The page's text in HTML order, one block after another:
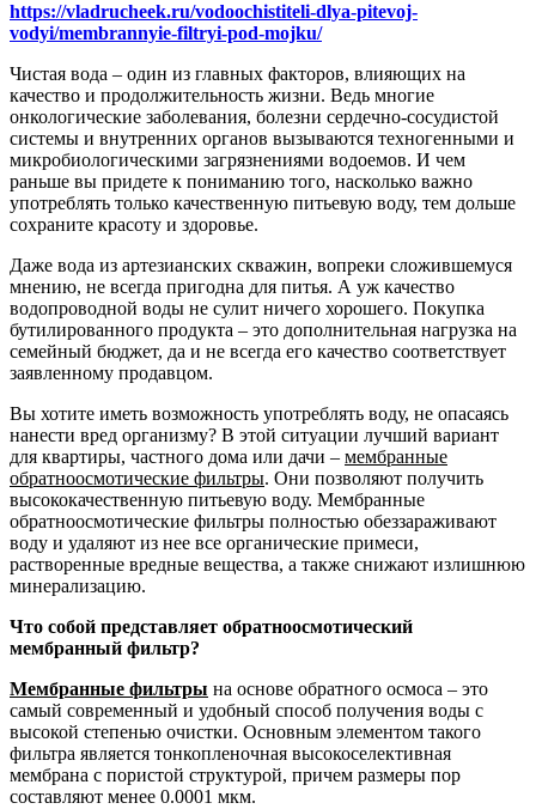
https://vladrucheek.ru/vodoochistiteli-dlya-pitevoj-
vodyi/membrannyie-filtryi-pod-mojku/
Чистая вода – один из главных факторов, влияющих на
качество и продолжительность жизни. Ведь многие
онкологические заболевания, болезни сердечно-сосудистой
системы и внутренних органов вызываются техногенными и
микробиологическими загрязнениями водоемов. И чем
раньше вы придете к пониманию того, насколько важно
употреблять только качественную питьевую воду, тем дольше
сохраните красоту и здоровье.
Даже вода из артезианских скважин, вопреки сложившемуся
мнению, не всегда пригодна для питья. А уж качество
водопроводной воды не сулит ничего хорошего. Покупка
бутилированного продукта – это дополнительная нагрузка на
семейный бюджет, да и не всегда его качество соответствует
заявленному продавцом.
Вы хотите иметь возможность употреблять воду, не опасаясь
нанести вред организму? В этой ситуации лучший вариант
для квартиры, частного дома или дачи – мембранные
обратноосмотические фильтры. Они позволяют получить
высококачественную питьевую воду. Мембранные
обратноосмотические фильтры полностью обеззараживают
воду и удаляют из нее все органические примеси,
растворенные вредные вещества, а также снижают излишнюю
минерализацию.
Что собой представляет обратноосмотический
мембранный фильтр?
Мембранные фильтры на основе обратного осмоса – это
самый современный и удобный способ получения воды с
высокой степенью очистки. Основным элементом такого
фильтра является тонкопленочная высокоселективная
мембрана с пористой структурой, причем размеры пор
составляют менее 0.0001 мкм.